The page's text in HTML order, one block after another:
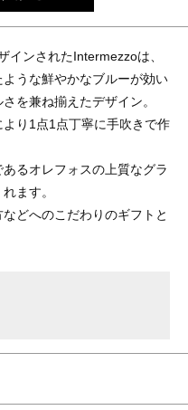
インされたIntermezzoは、
うな鮮やかなブルーが効い
を兼ね揃えたデザイン。
り1点1点丁寧に手吹きで作
るオレフォスの上質なグラ
ます。
どへのこだわりのギフトと